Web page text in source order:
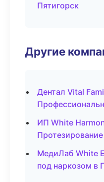
Пятигорск
Другие
Дентал Vital
ИП White
МедиЛаб White
под наркозом в